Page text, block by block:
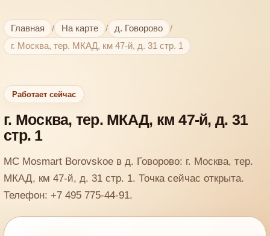
Главная / На карте / д. Говорово
/
г. Москва, тер. МКАД, км 47-й, д. 31 стр. 1
Работает сейчас
г. Москва, тер. МКАД, км 47-й, д. 31
стр. 1
MC Mosmart Borovskoe в д. Говорово: г. Москва, тер.
МКАД, км 47-й, д. 31 стр. 1. Точка сейчас открыта.
Телефон: +7 495 775-44-91.